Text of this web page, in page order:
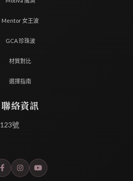
Mentor 女王波
GCA 珍珠波
材質對比
選擇指南
聯絡資訊
號